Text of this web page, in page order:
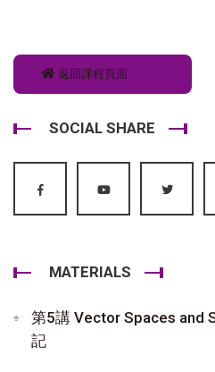
返回課程頁面
SOCIAL SHARE
MATERIALS
第5講 Vector Spaces and
記